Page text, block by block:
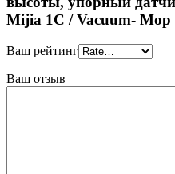
Mijia 1C / Vacuum- Mop
Ваш рейтинг
Ваш отзыв